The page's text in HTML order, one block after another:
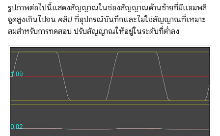
รูปภาพต่อไปนี้แสดงสัญญาณในช่องสัญญาณด้านซ้ายที่มีแอมพลิ
จูดสูงเกินไปจน คลิปที่อุปกรณ์บันทึกและไม่ใช่สัญญาณที่เหมาะ
สมสำหรับการทดสอบ ปรับสัญญาณให้อยู่ในระดับที่ต่ำลง